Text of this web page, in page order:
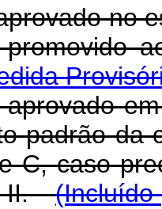
no
promovido
padrão da
C, caso
II.(Incluído